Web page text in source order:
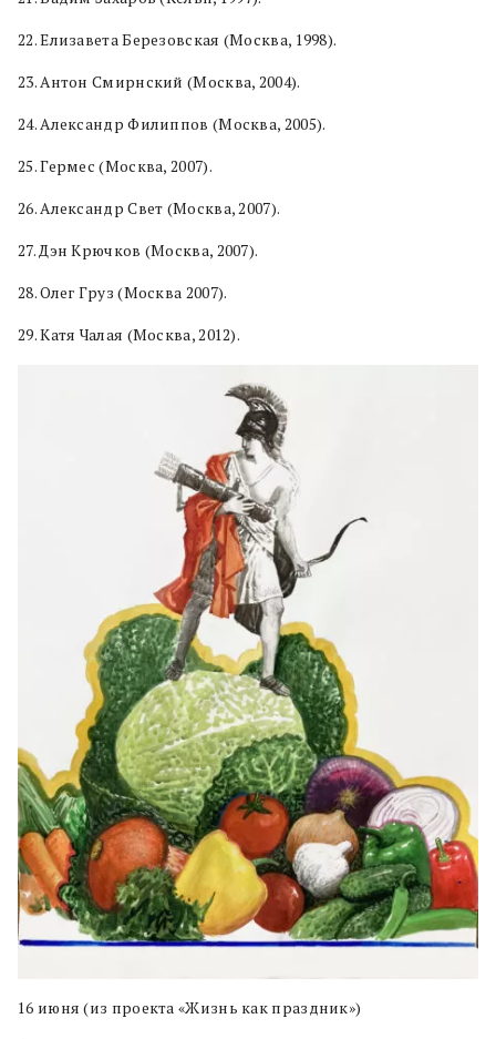
22. Елизавета Березовская (Москва, 1998).
23. Антон Смирнский (Москва, 2004).
24. Александр Филиппов (Москва, 2005).
25. Гермес (Москва, 2007).
26. Александр Свет (Москва, 2007).
27. Дэн Крючков (Москва, 2007).
28. Олег Груз (Москва 2007).
29. Катя Чалая (Москва, 2012).
16 июня (из проекта «Жизнь как праздник»)